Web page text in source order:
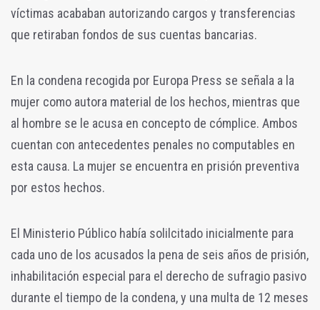
víctimas acababan autorizando cargos y transferencias
que retiraban fondos de sus cuentas bancarias.
En la condena recogida por Europa Press se señala a la
mujer como autora material de los hechos, mientras que
al hombre se le acusa en concepto de cómplice. Ambos
cuentan con antecedentes penales no computables en
esta causa. La mujer se encuentra en prisión preventiva
por estos hechos.
El Ministerio Público había solilcitado inicialmente para
cada uno de los acusados la pena de seis años de prisión,
inhabilitación especial para el derecho de sufragio pasivo
durante el tiempo de la condena, y una multa de 12 meses